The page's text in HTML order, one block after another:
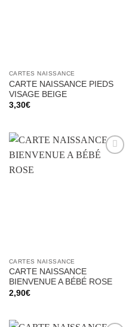
CARTES NAISSANCE
CARTE NAISSANCE PIEDS
VISAGE BEIGE
3,30€
CARTES NAISSANCE
CARTE NAISSANCE
BIENVENUE A BÉBÉ ROSE
2,90€